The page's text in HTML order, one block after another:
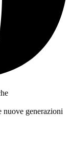
nuove generazioni